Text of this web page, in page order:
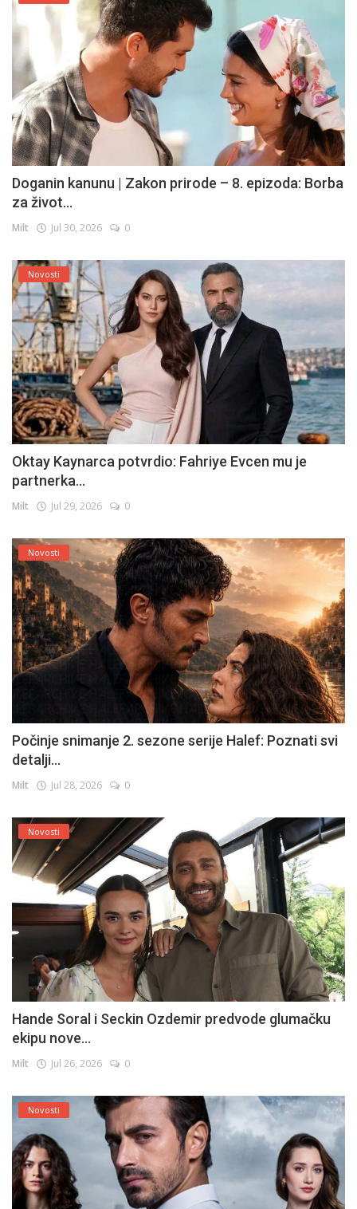
Doganin kanunu | Zakon prirode – 8. epizoda: Borba
za život...
Milt Jul 30, 2026 0
Novosti
Oktay Kaynarca potvrdio: Fahriye Evcen mu je
partnerka...
Milt Jul 29, 2026 0
Novosti
Počinje snimanje 2. sezone serije Halef: Poznati svi
detalji...
Milt Jul 28, 2026 0
Novosti
Hande Soral i Seckin Ozdemir predvode glumačku
ekipu nove...
Milt Jul 26, 2026 0
Novosti